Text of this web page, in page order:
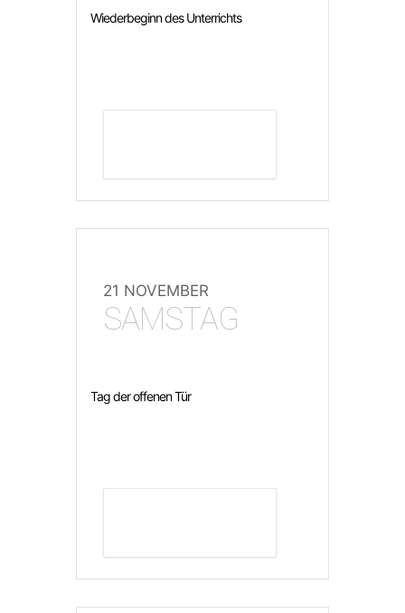
Wiederbeginn des Unterrichts
21 NOVEMBER
SAMSTAG
Tag der offenen Tür